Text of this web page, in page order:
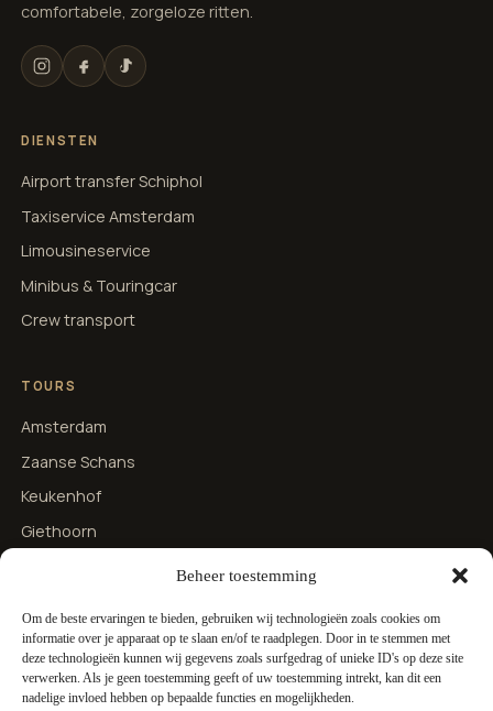
Beheer toestemming
Om de beste ervaringen te bieden, gebruiken wij technologieën zoals cookies om
informatie over je apparaat op te slaan en/of te raadplegen. Door in te stemmen met
deze technologieën kunnen wij gegevens zoals surfgedrag of unieke ID's op deze site
verwerken. Als je geen toestemming geeft of uw toestemming intrekt, kan dit een
nadelige invloed hebben op bepaalde functies en mogelijkheden.
comfortabele, zorgeloze ritten.
DIENSTEN
Airport transfer Schiphol
Taxiservice Amsterdam
Limousineservice
Minibus & Touringcar
Crew transport
TOURS
Amsterdam
Zaanse Schans
Keukenhof
Giethoorn
CONTACT
Over ons
Contact & offerte